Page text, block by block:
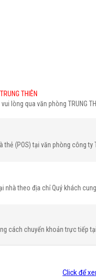
THIÊN
lòng qua văn phòng TRUNG
(POS) tại văn phòng công ty
nhà theo địa chỉ Quý khách
cách chuyển khoản trực tiếp
Click để